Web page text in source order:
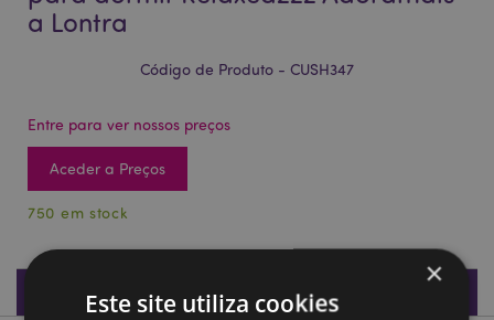
a Lontra
Código de Produto - CUSH347
Entre para ver nossos preços
Aceder a Preços
750 em stock
Especificações do Produto
×
Este site utiliza cookies